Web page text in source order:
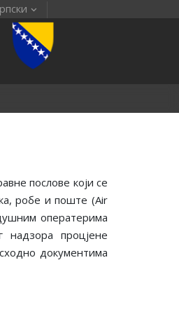
послове који се
робе и поште (Air
оператерима
надзора процјене
документима